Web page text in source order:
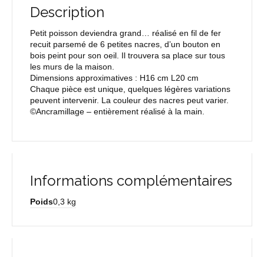
Description
Petit poisson deviendra grand… réalisé en fil de fer
recuit parsemé de 6 petites nacres, d’un bouton en
bois peint pour son oeil. Il trouvera sa place sur tous
les murs de la maison.
Dimensions approximatives : H16 cm L20 cm
Chaque pièce est unique, quelques légères variations
peuvent intervenir. La couleur des nacres peut varier.
©Ancramillage – entièrement réalisé à la main.
Informations complémentaires
Poids0,3 kg